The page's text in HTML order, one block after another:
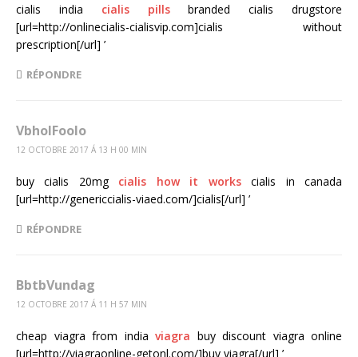
cialis india cialis pillsbranded cialis drugstore
[url=http://onlinecialis-cialisvip.com]cialis without
prescription[/url] ’
RÉPONDRE
VbholFoolo
12 OCTOBRE 2017 Á 13 H 00 MIN
buy cialis 20mg cialis how it workscialis in canada
[url=http://genericcialis-viaed.com/]cialis[/url] ’
RÉPONDRE
BbtbVundag
12 OCTOBRE 2017 Á 11 H 57 MIN
cheap viagra from india viagra buy discount viagra online
[url=http://viagraonline-getonl.com/]buy viagra[/url] ’